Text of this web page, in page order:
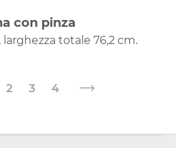
con pinza
totale 76,2 cm.
2 3 4